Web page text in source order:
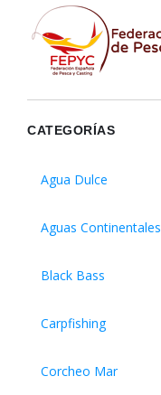
CATEGORÍAS
Agua Dulce
Aguas Continentales
Black Bass
Carpfishing
Corcheo Mar